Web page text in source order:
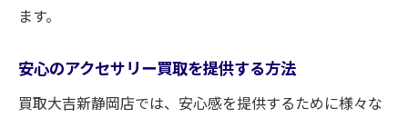
静岡市での安心買取ガイドライン
安心を追求するための買取ガイド
ます。
安心のアクセサリー買取を提供する方法
買取大吉新静岡店では、安心感を提供するために様々な